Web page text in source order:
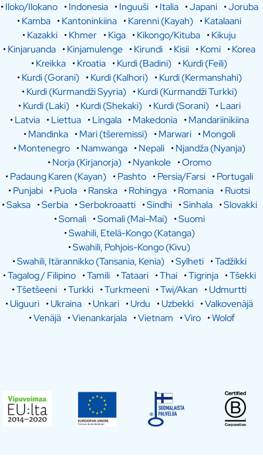
•Iloko/Ilokano •Indonesia •Inguuši •Italia •Japani •Joruba
•Kamba •Kantoninkiina •Karenni (Kayah) •Katalaani
•Kazakki •Khmer •Kiga •Kikongo/Kituba •Kikuju
•Kinjaruanda •Kinjamulenge •Kirundi •Kisii •Komi •Korea
•Kreikka •Kroatia •Kurdi (Badini) •Kurdi (Feili)
•Kurdi (Gorani) •Kurdi (Kalhori) •Kurdi (Kermanshahi)
•Kurdi (Kurmandži Syyria) •Kurdi (Kurmandži Turkki)
•Kurdi (Laki) •Kurdi (Shekaki) •Kurdi (Sorani) •Laari
•Latvia •Liettua •Lingala •Makedonia •Mandariinikiina
•Mandinka •Mari (tšeremissi) •Marwari •Mongoli
•Montenegro •Namwanga •Nepali •Njandža (Nyanja)
•Norja (Kirjanorja) •Nyankole •Oromo
•Padaung Karen (Kayan) •Pashto •Persia/Farsi •Portugali
•Punjabi •Puola •Ranska •Rohingya •Romania •Ruotsi
•Saksa •Serbia •Serbokroaatti •Sindhi •Sinhala •Slovakki
•Somali •Somali (Mai-Mai) •Suomi
•Swahili, Etelä-Kongo (Katanga)
•Swahili, Pohjois-Kongo (Kivu)
•Swahili, Itärannikko (Tansania, Kenia) •Sylheti •Tadžikki
•Tagalog / Filipino •Tamili •Tataari •Thai •Tigrinja •Tšekki
•Tšetšeeni •Turkki •Turkmeeni •Twi/Akan •Udmurtti
•Uiguuri •Ukraina •Unkari •Urdu •Uzbekki •Valkovenäjä
•Venäjä •Vienankarjala •Vietnam •Viro •Wolof